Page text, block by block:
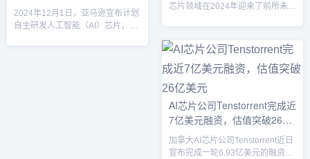
2024年12月1日，亚马逊宣布计划
自主研发人工智能（AI）芯片，进
芯片领域在2024年迎来了前所未有
耗的AI芯片。各大厂商的创新成果
不仅推动了AI计算能力的提升，也
加速了智能产业的应用落地，尤其
是在机器学习、大规模数据处理、
自动驾驶、智能城市等关键领域的
突破。本文将梳理2024年AI芯片行
业的十大重要新闻事件，解析这些
1. NVIDIA发布H...
AI芯片公司Tenstorrent完成近
7亿美元融资，估值突破26亿
美元
加拿大AI芯片公司Tenstorrent近日
宣布完成一轮6.93亿美元的融资，